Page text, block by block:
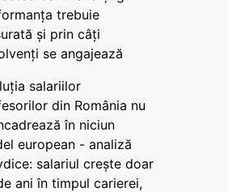
trebuie
și prin câți
se angajează
salariilor
din România nu
în niciun
european - analiză
salariul crește doar
ani în timpul carierei,